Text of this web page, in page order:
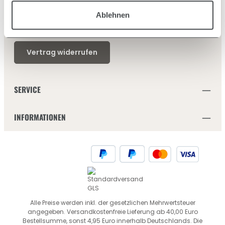
Ablehnen
Vertrag widerrufen
SERVICE
INFORMATIONEN
Alle Preise werden inkl. der gesetzlichen Mehrwertsteuer
angegeben. Versandkostenfreie Lieferung ab 40,00 Euro
Bestellsumme, sonst 4,95 Euro innerhalb Deutschlands. Die